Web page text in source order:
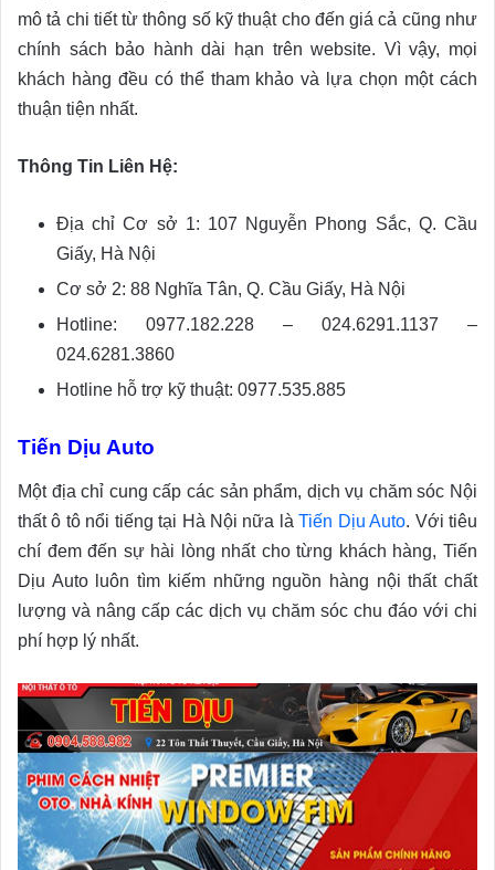
mô tả chi tiết từ thông số kỹ thuật cho đến giá cả cũng như
chính sách bảo hành dài hạn trên website. Vì vậy, mọi
khách hàng đều có thể tham khảo và lựa chọn một cách
thuận tiện nhất.
Thông Tin Liên Hệ:
Địa chỉ Cơ sở 1: 107 Nguyễn Phong Sắc, Q. Cầu
Giấy, Hà Nội
Cơ sở 2: 88 Nghĩa Tân, Q. Cầu Giấy, Hà Nội
Hotline: 0977.182.228 – 024.6291.1137 –
024.6281.3860
Hotline hỗ trợ kỹ thuật: 0977.535.885
Tiến Dịu Auto
Một địa chỉ cung cấp các sản phẩm, dịch vụ chăm sóc Nội
thất ô tô nổi tiếng tại Hà Nội nữa làTiến Dịu Auto. Với tiêu
chí đem đến sự hài lòng nhất cho từng khách hàng, Tiến
Dịu Auto luôn tìm kiếm những nguồn hàng nội thất chất
lượng và nâng cấp các dịch vụ chăm sóc chu đáo với chi
phí hợp lý nhất.